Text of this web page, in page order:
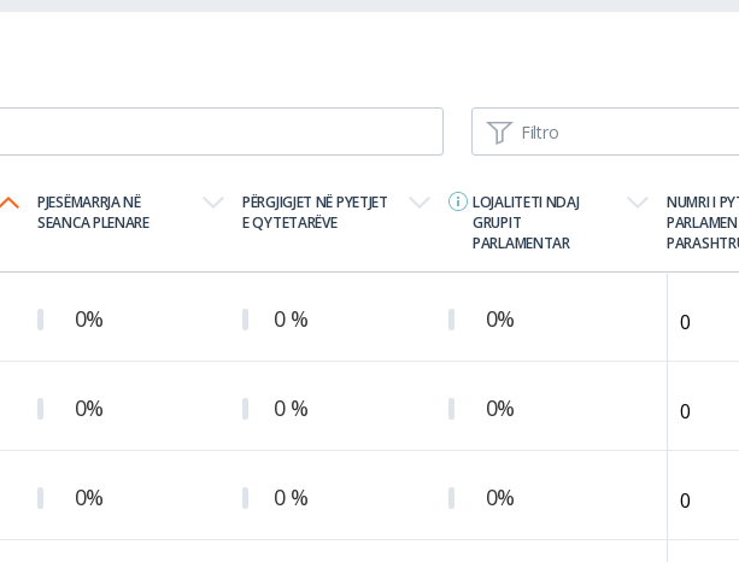
Filtro
PJESËMARRJA NË
SEANCA PLENARE
PËRGJIGJET NË PYETJET
E QYTETARËVE
LOJALITETI NDAJ
GRUPIT
PARLAMENTAR
NUMRI I
0% 0 % 0% 0
0% 0 % 0% 0
0% 0 % 0% 0